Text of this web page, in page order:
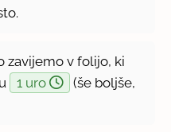
zavijemo v folijo, ki
1 uro
(še boljše,